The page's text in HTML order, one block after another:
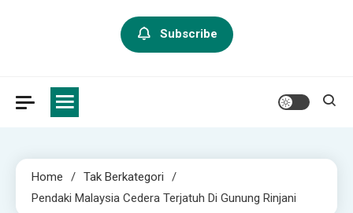
Subscribe
Home
Tak Berkategori
Pendaki Malaysia Cedera Terjatuh Di Gunung Rinjani